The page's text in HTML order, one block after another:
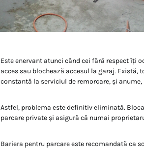
Este enervant atunci când cei fără respect îți
acces sau blochează accesul la garaj.
constantă la serviciul de remorcare, și
Astfel, problema este definitiv eliminată.
parcare private și asigură că numai
Bariera pentru parcare este recomandată ca